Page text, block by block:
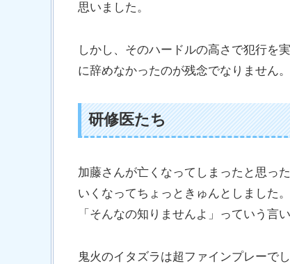
思いました。
しかし、そのハードルの高さで犯行を
に辞めなかったのが残念でなりません。
研修医たち
加藤さんが亡くなってしまったと思っ
いくなってちょっときゅんとしました。
「そんなの知りませんよ」っていう言
鬼火のイタズラは超ファインプレーでし